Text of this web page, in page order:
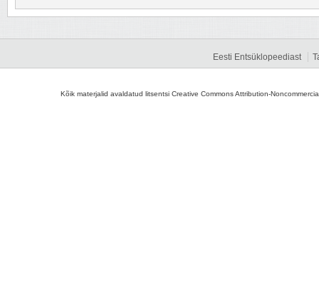
Eesti Entsüklopeediast
Kõik materjalid avaldatud litsentsi Creative Commons Attribution-